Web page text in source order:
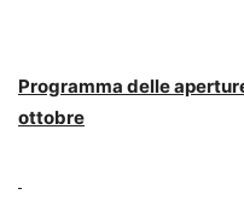
Programma delle
ottobre